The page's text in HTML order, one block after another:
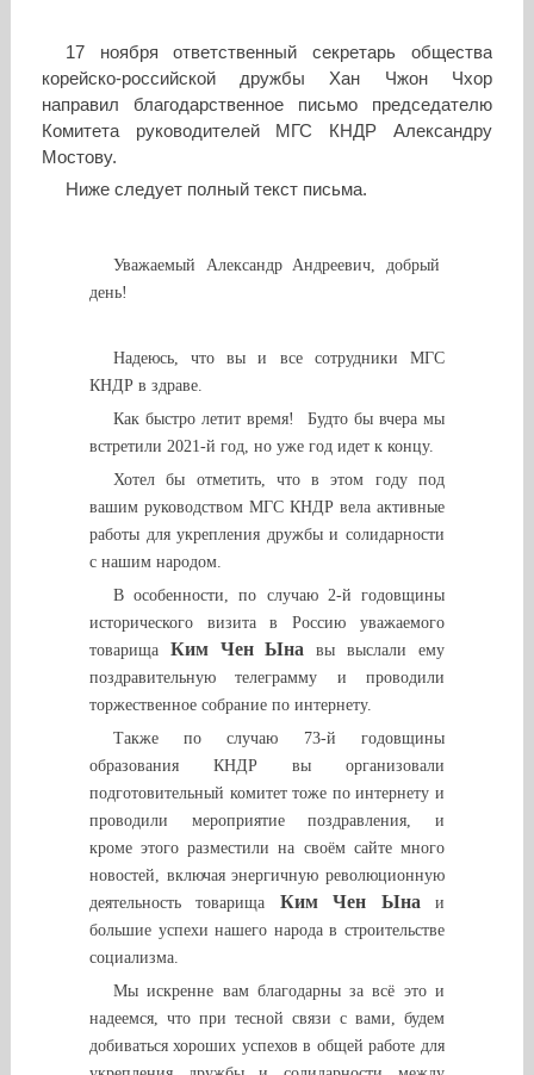
17 ноября ответственный секретарь общества
корейско-российской дружбы Хан Чжон Чхор
направил благодарственное письмо председателю
Комитета руководителей МГС КНДР Александру
Мостову.
Ниже следует полный текст письма.
Уважаемый Александр Андреевич, добрый
день!
Надеюсь, что вы и все сотрудники МГС
КНДР в здраве.
Как быстро летит время! Будто бы вчера мы
встретили 2021-й год, но уже год идет к концу.
Хотел бы отметить, что в этом году под
вашим руководством МГС КНДР вела активные
работы для укрепления дружбы и солидарности
с нашим народом.
В особенности, по случаю 2-й годовщины
исторического визита в Россию уважаемого
товарища Ким Чен Ына вы выслали ему
поздравительную телеграмму и проводили
торжественное собрание по интернету.
Также по случаю 73-й годовщины
образования КНДР вы организовали
подготовительный комитет тоже по интернету и
проводили мероприятие поздравления, и
кроме этого разместили на своём сайте много
новостей, включая энергичную революционную
деятельность товарища Ким Чен Ына
и
большие успехи нашего народа в строительстве
социализма.
Мы искренне вам благодарны за всё это и
надеемся, что при тесной связи с вами, будем
добиваться хороших успехов в общей работе для